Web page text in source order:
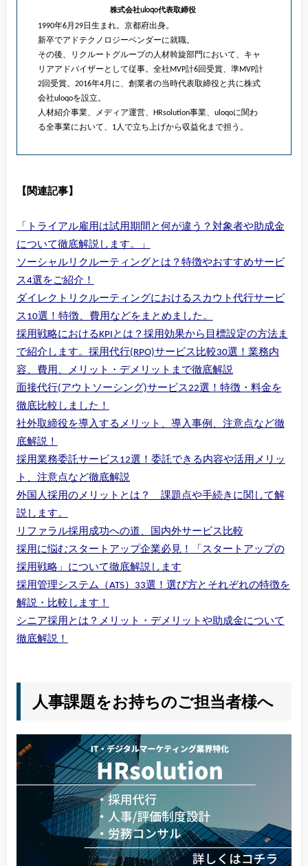
株式会社uloqo代表取締役
1990年6月29日生まれ。京都府出身。
新卒でアドテクノロジーベンダーに就職。
その後、リクルートグループの人材斡旋部門において、キャ
リアアドバイザーとして従事。全社MVP計6回受賞、準MVP計
2回受賞。2016年4月に、創業者の当時代表取締役と共に株式
会社uloqoを設立。
人材紹介事業、メディア運営、HRsolution事業、uloqoに関わ
る全事業において、1人で立ち上げから収益化まで担う。
【関連記事】
「トライアル雇用は試用期間と何が違う？対象者や助成金
について徹底解説します。」
ソーシャルリクルーティングとは？特徴やおすすめサービ
ス4選をご紹介！
ダイレクトリクルーティングにおけるスカウト代行サービ
ス10選！特徴、費用などをまとめました。
採用戦略におけるKPIとは？採用効果から目標設定の方法ま
で紹介します。 採用代行(RPO)サービス比較30選！業務内
容、費用、メリット・デメリットまで徹底解説
面接代行(アウトソーシング)サービス22選！特徴・料金を
徹底比較しました！
社外取締役を導入するメリット、導入事例、注意点など徹
底解説！
採用業務委託サービス12選！委託できる内容や活用メリッ
ト、注意点など徹底解説
外国人採用のメリットとは？ 課題点や手続きに関して解
説します。
リファラル採用成功への道、国内外サービス比較
採用に悩むスタートアップ企業必見！「スタートアップの
採用戦略」について徹底解説します
採用管理システム（ATS）33選！選び方とそれぞれの特徴を
解説・比較します！
シニア採用とは？メリット・デメリットや助成金について
徹底解説！
人事課題をお持ちのご担当者様へ